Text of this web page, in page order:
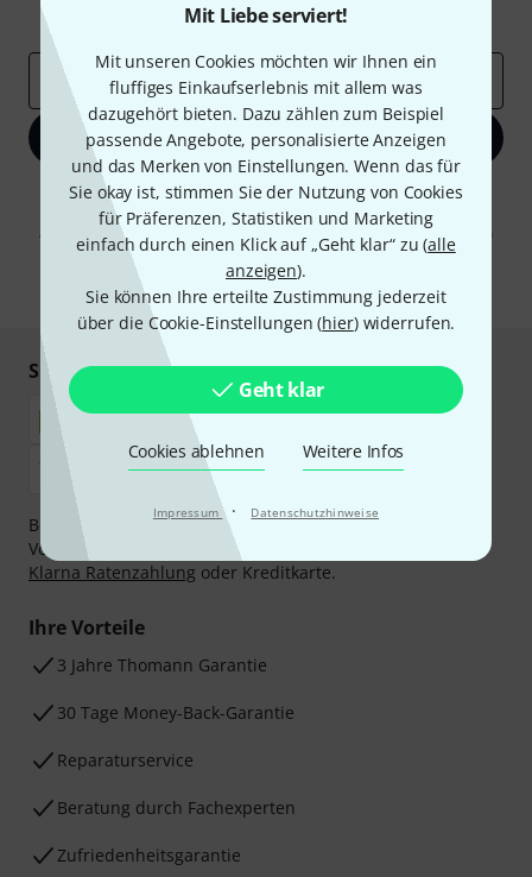
Mit Liebe serviert!
Mit unseren Cookies möchten wir Ihnen ein
fluffiges Einkaufserlebnis mit allem was
dazugehört bieten. Dazu zählen zum Beispiel
passende Angebote, personalisierte Anzeigen
und das Merken von Einstellungen. Wenn das für
Sie okay ist, stimmen Sie der Nutzung von Cookies
für Präferenzen, Statistiken und Marketing
einfach durch einen Klick auf „Geht klar“ zu (alle
anzeigen).
Sie können Ihre erteilte Zustimmung jederzeit
über die Cookie-Einstellungen (hier) widerrufen.
Geht klar
Cookies ablehnen Weitere Infos
Impressum · Datenschutzhinweise
Inspirierende Beiträge
Deals
E-Mail-Adresse*
Jetzt anmelden
Mit Klick auf „Jetzt anmelden“ stimmen Sie dem Erhalt von E-Mail-
Werbung und einer Messung des E-Mail-Nutzungsverhaltens zu. Die
Abmeldung ist jederzeit möglich. Weitere Informationen finden Sie in
unserenDatenschutzhinweisen.
* Pflichtfeld
Sicher einkaufen & bezahlen
Bezahlen Sie vertraulich und sicher per Nachnahme,
Vorkasse, PayPal, Amazon Pay,
Klarna Ratenzahlung oder Kreditkarte.
Ihre Vorteile
3 Jahre Thomann Garantie
30 Tage Money-Back-Garantie
Reparaturservice
Beratung durch Fachexperten
Zufriedenheitsgarantie